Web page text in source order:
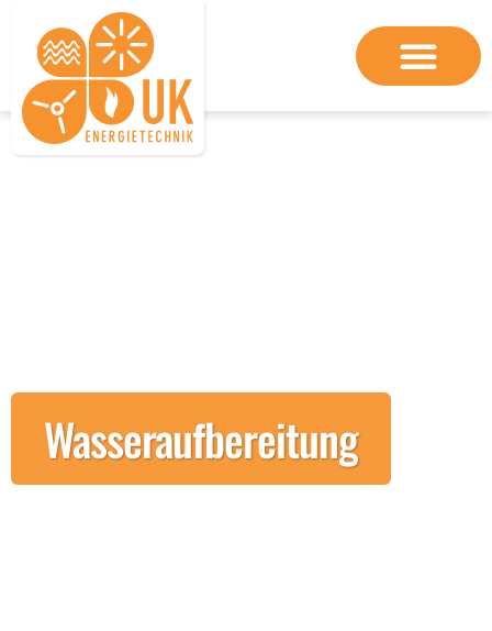
Wasseraufbereitung